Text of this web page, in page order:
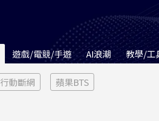
遊戲/電競/手遊 AI浪潮 教學/工
行動斷網 蘋果BTS